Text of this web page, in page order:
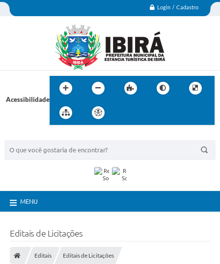
Login / Cadastro
Acessibilidade
MENU
Editais de Licitações
Editais Editais de Licitações